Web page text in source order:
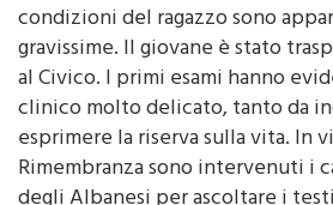
metri. Gli amici hanno subito
condizioni del ragazzo sono
gravissime. Il giovane è stato
al Civico. I primi esami hanno
clinico molto delicato, tanto da
esprimere la riserva sulla vita. In